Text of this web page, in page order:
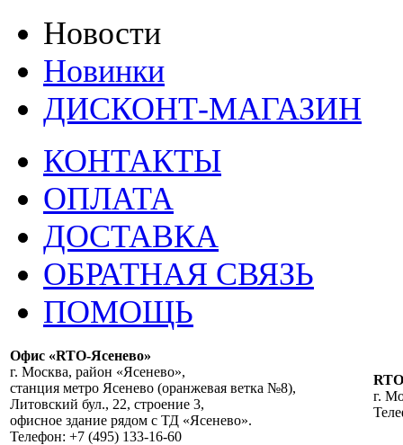
Новости
Новинки
ДИСКОНТ-МАГАЗИН
КОНТАКТЫ
ОПЛАТА
ДОСТАВКА
ОБРАТНАЯ СВЯЗЬ
ПОМОЩЬ
Офис «RTO-Ясенево»
г. Москва, район «Ясенево»,
станция метро Ясенево (оранжевая ветка №8),
Литовский бул., 22, строение 3,
офисное здание рядом с ТД «Ясенево».
Телефон: +7 (495) 133-16-60
г.